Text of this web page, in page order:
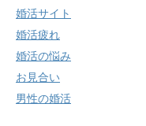
婚活サイト
婚活疲れ
婚活の悩み
お見合い
男性の婚活